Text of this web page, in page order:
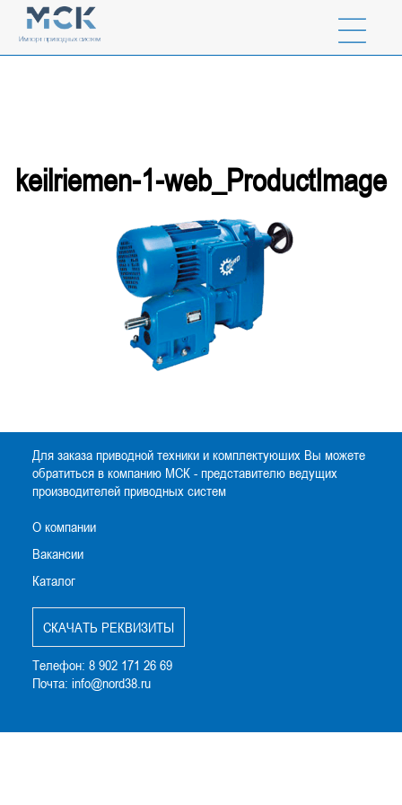
keilriemen-1-web_ProductImage
Для заказа приводной техники и комплектуюших Вы можете
обратиться в компанию МСК - представителю ведущих
производителей приводных систем
О компании
Вакансии
Каталог
CКАЧАТЬ РЕКВИЗИТЫ
Телефон: 8 902 171 26 69
Почта: info@nord38.ru